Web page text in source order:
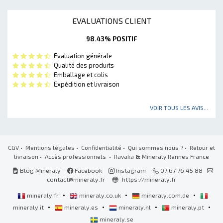
EVALUATIONS CLIENT
98.43% POSITIF
Evaluation générale
Qualité des produits
Emballage et colis
Expédition et livraison
VOIR TOUS LES AVIS...
CGV • Mentions légales • Confidentialité • Qui sommes nous ? • Retour et
livraison • Accès professionnels • Ravaka & Mineraly Rennes France
Blog Mineraly
Facebook Instagram
07 67 76 45 88
contact@mineraly.fr
https://mineraly.fr
mineraly.fr • mineraly.co.uk • mineraly.com.de •
mineraly.it • mineraly.es • mineraly.nl • mineraly.pt •
mineraly.se